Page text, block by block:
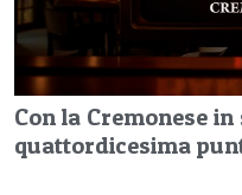
Con la Cremonese
quattordicesima